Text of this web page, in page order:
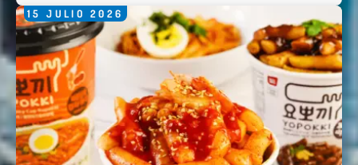
15 JULIO 2026